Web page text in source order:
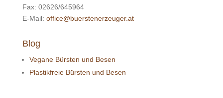
Fax: 02626/645964
E-Mail: office@buerstenerzeuger.at
Blog
Vegane Bürsten und Besen
Plastikfreie Bürsten und Besen